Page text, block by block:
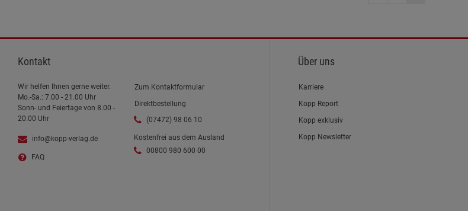
Kontakt
Wir helfen Ihnen gerne weiter.
Mo.-Sa.: 7.00 - 21.00 Uhr
Sonn- und Feiertage von 8.00 -
20.00 Uhr
info@kopp-verlag.de
FAQ
Zum Kontaktformular
Direktbestellung
(07472) 98 06 10
Kostenfrei aus dem Ausland
00800 980 600 00
Über uns
Karriere
Kopp Report
Kopp exklusiv
Kopp Newsletter